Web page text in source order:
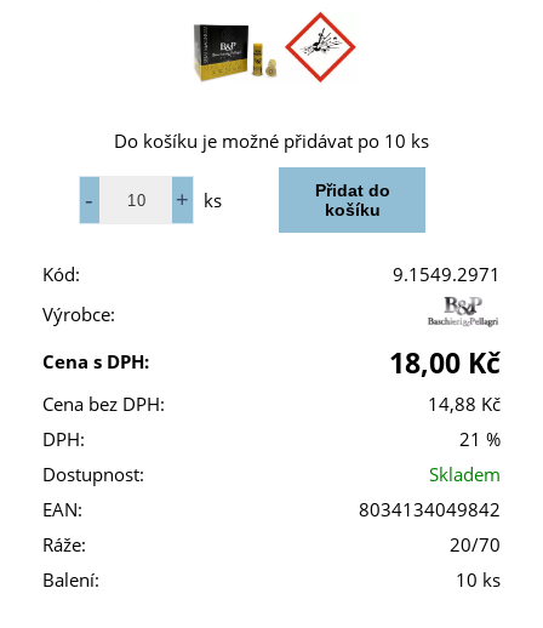
Do košíku je možné přidávat po 10 ks
ks
Kód:
9.1549.2971
Výrobce:
Cena s DPH:
18,00 Kč
Cena bez DPH:
14,88 Kč
DPH:
21 %
Dostupnost:
Skladem
EAN:
8034134049842
Ráže:
20/70
Balení:
10 ks